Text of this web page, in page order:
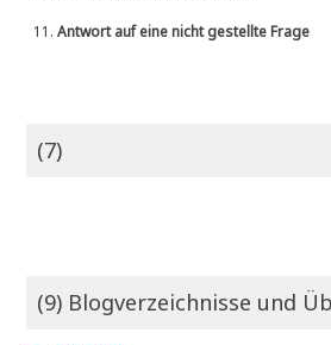
11.Antwort auf eine nicht gestellte Frage
(7)
(9) Blogverzeichnisse und